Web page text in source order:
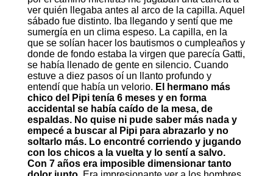
ver quién llegaba antes al arco de la capilla. Aquel
sábado fue distinto. Iba llegando y sentí que me
sumergía en un clima espeso. La capilla, en la
que se solían hacer los bautismos o cumpleaños y
donde de fondo estaba la virgen que parecía Gatti,
se había llenado de gente en silencio. Cuando
estuve a diez pasos oí un llanto profundo y
entendí que había un velorio. El hermano más
chico del Pipi tenía 6 meses y en forma
accidental se había caído de la mesa, de
espaldas. No quise ni pude saber más nada y
empecé a buscar al Pipi para abrazarlo y no
soltarlo más. Lo encontré corriendo y jugando
con los chicos a la vuelta y lo sentí a salvo.
Con 7 años era imposible dimensionar tanto